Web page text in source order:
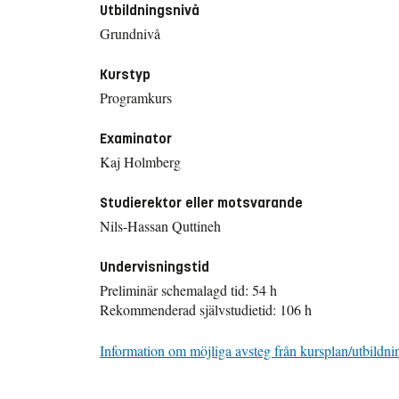
Utbildningsnivå
Grundnivå
Kurstyp
Programkurs
Examinator
Kaj Holmberg
Studierektor eller motsvarande
Nils-Hassan Quttineh
Undervisningstid
Preliminär schemalagd tid: 54 h
Rekommenderad självstudietid: 106 h
Information om möjliga avsteg från kursplan/